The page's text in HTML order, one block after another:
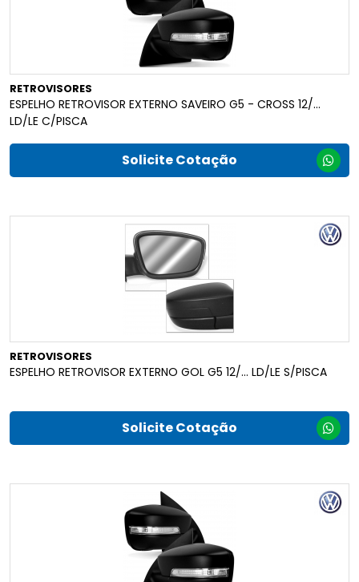
RETROVISORES
ESPELHO RETROVISOR EXTERNO SAVEIRO G5 - CROSS 12/...
LD/LE C/PISCA
Solicite Cotação
RETROVISORES
ESPELHO RETROVISOR EXTERNO GOL G5 12/... LD/LE S/PISCA
Solicite Cotação